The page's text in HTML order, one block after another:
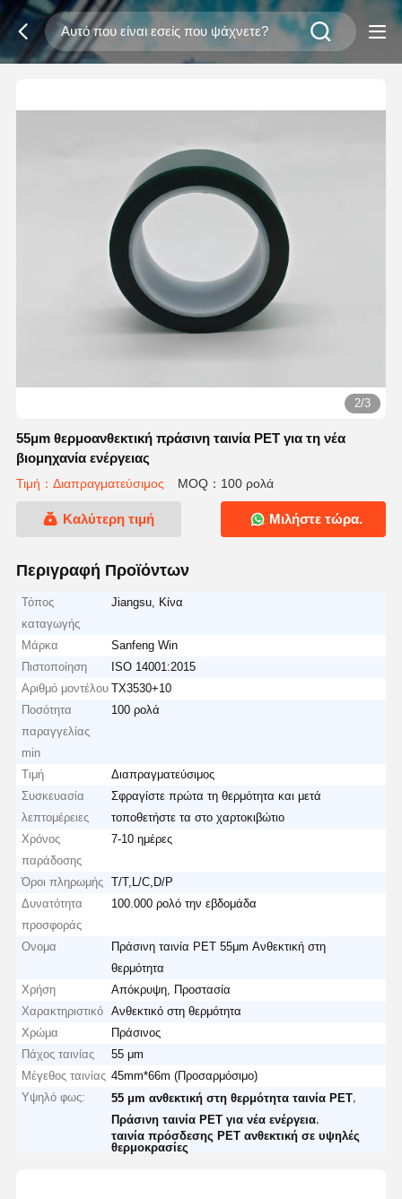
2/3
55μm θερμοανθεκτική πράσινη ταινία PET για τη νέα
βιομηχανία ενέργειας
Τιμή：Διαπραγματεύσιμος MOQ：100 ρολά
Καλύτερη τιμή Μιλήστε τώρα.
Περιγραφή Προϊόντων
Τόπος
καταγωγής
Jiangsu, Κίνα
Μάρκα
Sanfeng Win
Πιστοποίηση
ISO 14001:2015
Αριθμό μοντέλου TX3530+10
Ποσότητα
παραγγελίας
min
100 ρολά
Τιμή
Διαπραγματεύσιμος
Συσκευασία
λεπτομέρειες
Σφραγίστε πρώτα τη θερμότητα και μετά
τοποθετήστε τα στο χαρτοκιβώτιο
Χρόνος
παράδοσης
7-10 ημέρες
Όροι πληρωμής
T/T,L/C,D/P
Δυνατότητα
προσφοράς
100.000 ρολό την εβδομάδα
Ονομα
Πράσινη ταινία PET 55μm Ανθεκτική στη
θερμότητα
Χρήση
Απόκρυψη, Προστασία
Χαρακτηριστικό
Ανθεκτικό στη θερμότητα
Χρώμα
Πράσινος
Πάχος ταινίας
55 μm
Μέγεθος ταινίας 45mm*66m (Προσαρμόσιμο)
Υψηλό φως:
55 μm ανθεκτική στη θερμότητα ταινία PET
Πράσινη ταινία PET για νέα ενέργεια
ταινία πρόσδεσης PET ανθεκτική σε υψηλές
θερμοκρασίες